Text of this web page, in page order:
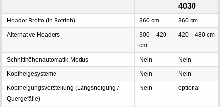
4030
Header Breite (in Betrieb) 360 cm 360 cm
Alternative Headers
300 – 420
cm
420 – 480 cm
Schnitthöhenautomatik-Modus Nein Nein
Kopfneigesysteme Nein Nein
Kopfneigungsverstellung (Längsneigung /
Quergefälle)
Nein optional